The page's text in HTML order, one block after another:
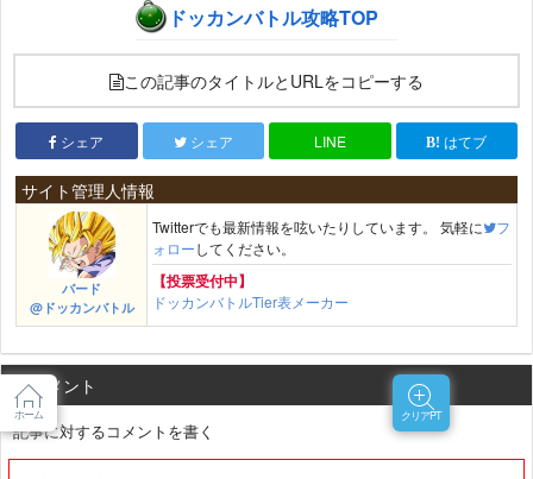
クリアPT
ドッカンバトル攻略TOP
この記事のタイトルとURLをコピーする
シェア シェア LINE はてブ
サイト管理人情報
バード
@ドッカンバトル
Twitterでも最新情報を呟いたりしています。 気軽に
フ
ォローしてください。
【投票受付中】
ドッカンバトルTier表メーカー
コメント
記事に対するコメントを書く
ホーム